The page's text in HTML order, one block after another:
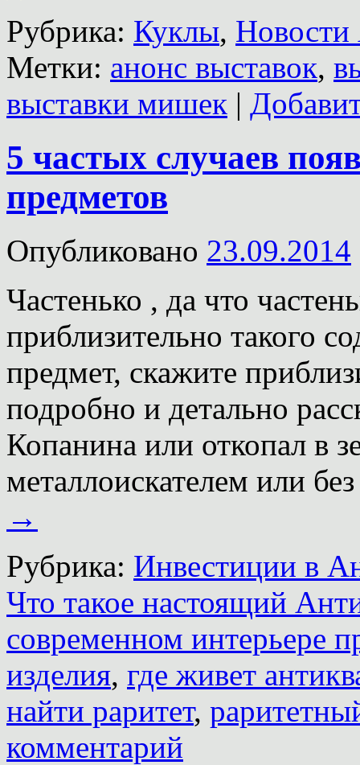
Рубрика: Куклы, Новости
Метки: анонс выставок,
выставки мишек |
5 частых случаев
предметов
Опубликовано 23.09.2014
Частенько , да что
приблизительно такого
предмет, скажите
подробно и детально
Копанина или откопал в
металлоискателем или
→
Рубрика: Инвестиции в
Что такое настоящий
современном интерьере
изделия, где живет
найти раритет,
комментарий